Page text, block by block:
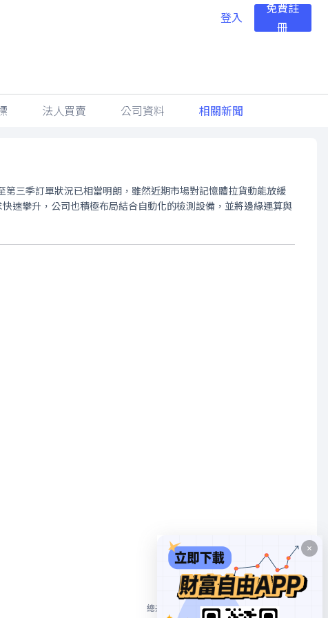
登入
免費註
冊
法人買賣 公司資料 相關新聞
三季訂單狀況已相當明朗，雖然近期市場對記憶體拉貨動能放緩
速攀升，公司也積極布局結合自動化的檢測設備，並將邊緣運算與
總共 1 個 10/頁 1